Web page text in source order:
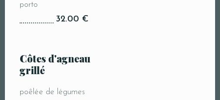
porto
32.00 €
Côtes d'agneau
grillé
poêlée de légumes